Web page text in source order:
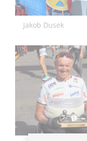
Jakob Dusek